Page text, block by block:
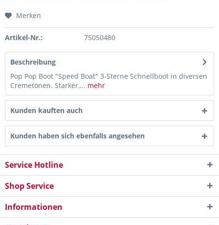
Merken
Artikel-Nr.: 75050480
Beschreibung
Pop Pop Boot "Speed Boat" 3-Sterne Schnellboot in diversen
Cremetönen. Starker,... mehr
Kunden kauften auch
Kunden haben sich ebenfalls angesehen
Service Hotline
Shop Service
Informationen